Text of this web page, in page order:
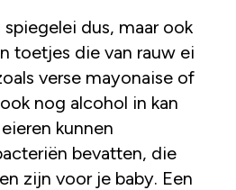
dus, maar ook
toetjes die van rauw ei
verse mayonaise of
nog alcohol in kan
kunnen
bevatten, die
zijn voor je baby. Een